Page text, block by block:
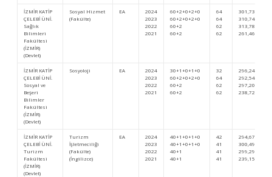
İZMİR KATİP
ÇELEBİ ÜNİ.
Sağlık
Bilimleri
Fakültesi
(İZMİR)
(Devlet)
Sosyal Hizmet
(Fakülte)
EA
2024
2023
2022
2021
60+2+0+2+0
60+2+0+2+0
60+2
60+2
64
64
62
62
301,73347
310,74329
313,78445
261,46951
İZMİR KATİP
ÇELEBİ ÜNİ.
Sosyal ve
Beşeri
Bilimler
Fakültesi
(İZMİR)
(Devlet)
Sosyoloji EA
2024
2023
2022
2021
30+1+0+1+0
60+2+0+2+0
60+2
60+2
32
64
62
62
296,24404
292,54445
297,20804
238,72482
İZMİR KATİP
ÇELEBİ ÜNİ.
Turizm
Fakültesi
(İZMİR)
(Devlet)
Turizm
İşletmeciliği
(Fakülte)
(İngilizce)
EA
2024
2023
2022
2021
40+1+0+1+0
40+1+0+1+0
40+1
40+1
42
41
41
41
294,67923
300,49480
299,29676
239,15152